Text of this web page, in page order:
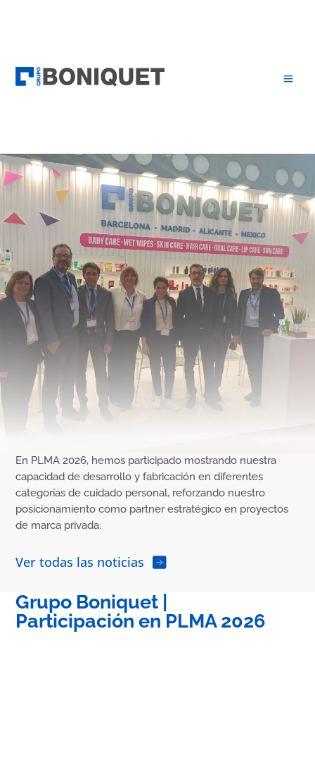
En PLMA 2026, hemos participado mostrando nuestra
capacidad de desarrollo y fabricación en diferentes
categorías de cuidado personal, reforzando nuestro
posicionamiento como partner estratégico en proyectos
de marca privada.
Ver todas las noticias
Grupo Boniquet |
Participación en PLMA 2026